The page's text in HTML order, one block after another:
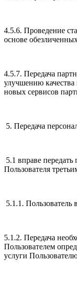
4.5.6. Проведение
основе
4.5.7. Передача
улучшению качества
новых сервисов
5. Передача
5.1 вправе
Пользователя
5.1.1. Пользователь
5.1.2. Передача
Пользователем
услуги